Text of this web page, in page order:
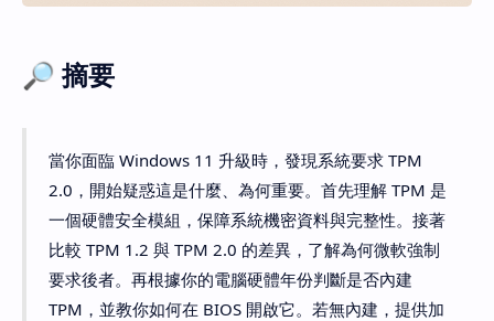
🔎 摘要
當你面臨 Windows 11 升級時，發現系統要求 TPM
2.0，開始疑惑這是什麼、為何重要。首先理解 TPM 是
一個硬體安全模組，保障系統機密資料與完整性。接著
比較 TPM 1.2 與 TPM 2.0 的差異，了解為何微軟強制
要求後者。再根據你的電腦硬體年份判斷是否內建
TPM，並教你如何在 BIOS 開啟它。若無內建，提供加